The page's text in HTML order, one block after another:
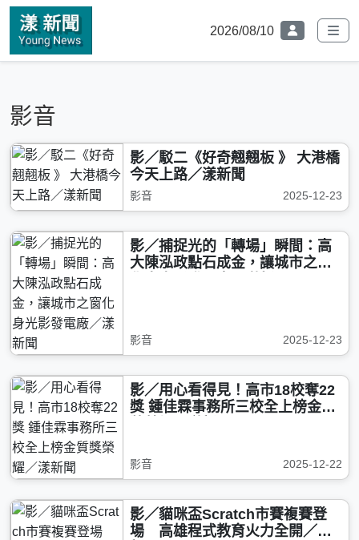
2026/08/10
影音
影／駁二《好奇翹翹板 》 大港橋
今天上路／漾新聞
影音 2025-12-23
影／捕捉光的「轉場」瞬間：高
大陳泓政點石成金，讓城市之窗
影音 2025-12-23
影／用心看得見！高市18校奪22
獎 鍾佳霖事務所三校全上榜金質
影音 2025-12-22
影／貓咪盃Scratch市賽複賽登
場 高雄程式教育火力全開／漾